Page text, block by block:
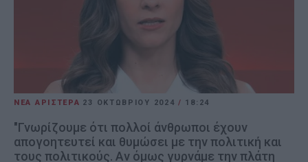
ΝΕΑ ΑΡΙΣΤΕΡΑ 23 ΟΚΤΩΒΡΊΟΥ 2024/ 18:24
"Γνωρίζουμε ότι πολλοί άνθρωποι έχουν
απογοητευτεί και θυμώσει με την πολιτική και
τους πολιτικούς. Αν όμως γυρνάμε την πλάτη